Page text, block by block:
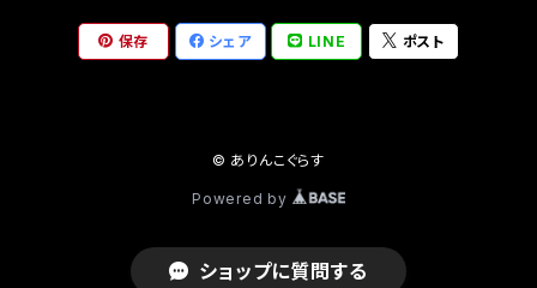
保存 シェア LINE ポスト
© ありんこぐらす
Powered by
ショップに質問する